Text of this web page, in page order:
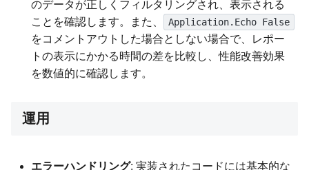
のデータが正しくフィルタリングされ、表示される
ことを確認します。また、
Application.Echo False
をコメントアウトした場合としない場合で、レポー
トの表示にかかる時間の差を比較し、性能改善効果
を数値的に確認します。
運用
エラーハンドリング: 実装されたコードには基本的な